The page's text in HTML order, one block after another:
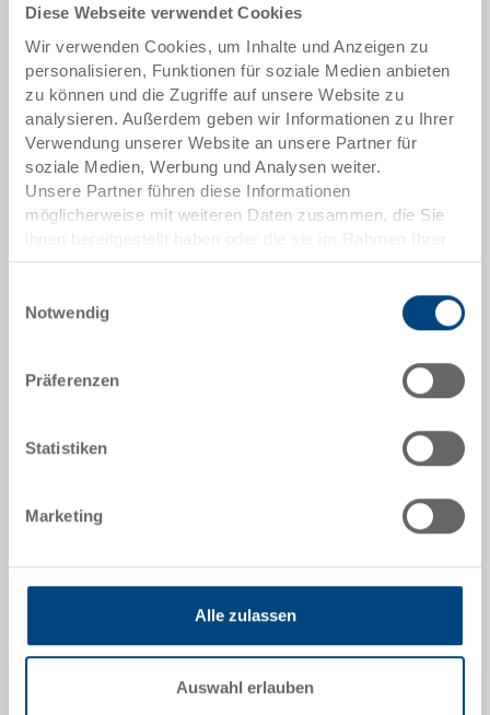
Diese Webseite verwendet Cookies
Wir verwenden Cookies, um Inhalte und Anzeigen zu
personalisieren, Funktionen für soziale Medien anbieten
zu können und die Zugriffe auf unsere Website zu
analysieren. Außerdem geben wir Informationen zu Ihrer
Verwendung unserer Website an unsere Partner für
soziale Medien, Werbung und Analysen weiter.
Unsere Partner führen diese Informationen
möglicherweise mit weiteren Daten zusammen, die Sie
Nutzung der Dienste gesammelt haben.
Notwendig
Präferenzen
Statistiken
Marketing
Alle zulassen
Auswahl erlauben
Artikeldaten
Bestellnummer
3-204Z-72-V.7000.0101
Aussenmasse:
400 x 300 x 220 mm
Farbe:
Seitenwände geschlossen, Doppelboden
Optionales Zubehör